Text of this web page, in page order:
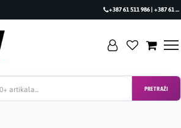
+387 61 511 986 | +387 61 493 470
PRETRAŽI